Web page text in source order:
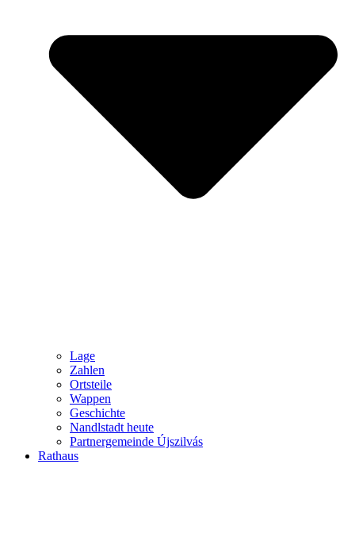
Lage
Zahlen
Ortsteile
Wappen
Geschichte
Nandlstadt heute
Partnergemeinde Újszilvás
Rathaus